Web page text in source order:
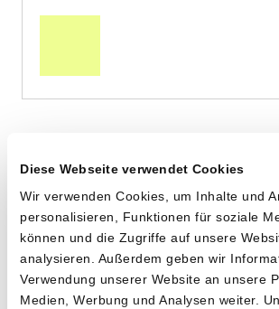
Diese Webseite verwendet Cookies
Wir verwenden Cookies, um Inhalte und
personalisieren, Funktionen für soziale
können und die Zugriffe auf unsere
analysieren. Außerdem geben wir
Verwendung unserer Website an unsere
Medien, Werbung und Analysen weiter.